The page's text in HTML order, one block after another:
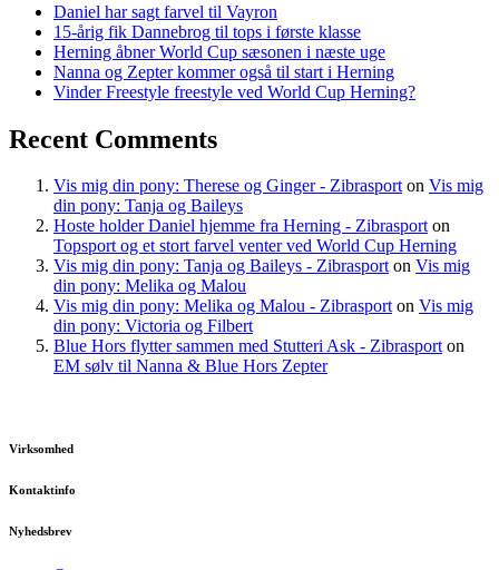
Daniel har sagt farvel til Vayron
15-årig fik Dannebrog til tops i første klasse
Herning åbner World Cup sæsonen i næste uge
Nanna og Zepter kommer også til start i Herning
Vinder Freestyle freestyle ved World Cup Herning?
Recent Comments
Vis mig din pony: Therese og Ginger - Zibrasporton Vis mig
din pony: Tanja og Baileys
Hoste holder Daniel hjemme fra Herning - Zibrasporton
Topsport og et stort farvel venter ved World Cup Herning
Vis mig din pony: Tanja og Baileys - Zibrasporton Vis mig
din pony: Melika og Malou
Vis mig din pony: Melika og Malou - Zibrasporton Vis mig
din pony: Victoria og Filbert
Blue Hors flytter sammen med Stutteri Ask - Zibrasporton
EM sølv til Nanna & Blue Hors Zepter
Virksomhed
Kontaktinfo
Nyhedsbrev